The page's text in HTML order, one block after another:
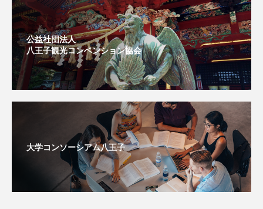
公益社団法人
八王子観光コンベンション協会
大学コンソーシアム八王子